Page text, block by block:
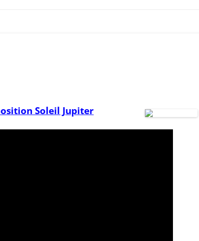
Soleil Jupiter